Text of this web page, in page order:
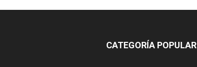
CATEGORÍA POPULAR